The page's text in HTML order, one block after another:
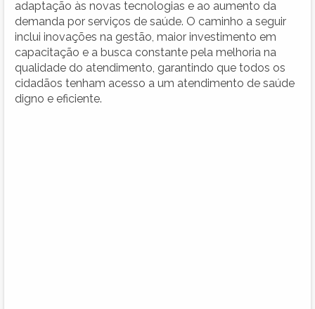
adaptação às novas tecnologias e ao aumento da
demanda por serviços de saúde. O caminho a seguir
inclui inovações na gestão, maior investimento em
capacitação e a busca constante pela melhoria na
qualidade do atendimento, garantindo que todos os
cidadãos tenham acesso a um atendimento de saúde
digno e eficiente.